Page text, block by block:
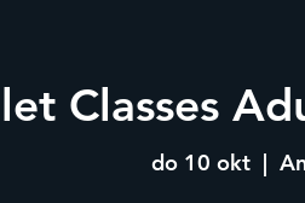
Classes
do 10 okt
  |